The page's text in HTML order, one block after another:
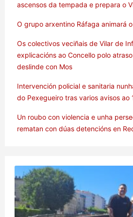
ascensos da tempada e prepara o
O grupo arxentino Ráfaga animará
Os colectivos veciñais de Vilar de
explicacións ao Concello polo
deslinde con Mos
Intervención policial e sanitaria
do Pexegueiro tras varios avisos ao
Un roubo con violencia e unha
rematan con dúas detencións en